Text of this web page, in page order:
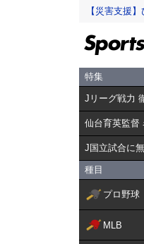
【災害支援
特集
Jリーグ戦力
仙台育英監督
J国立試合に
種目
プロ野球
MLB